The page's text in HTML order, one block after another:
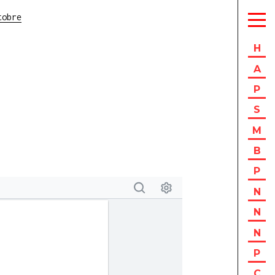
H
A
P
S
M
B
P
N
N
N
P